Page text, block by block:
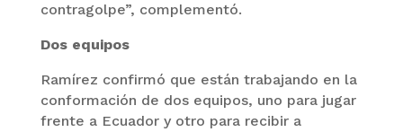
contragolpe”, complementó.
Dos equipos
Ramírez confirmó que están trabajando en la
conformación de dos equipos, uno para jugar
frente a Ecuador y otro para recibir a